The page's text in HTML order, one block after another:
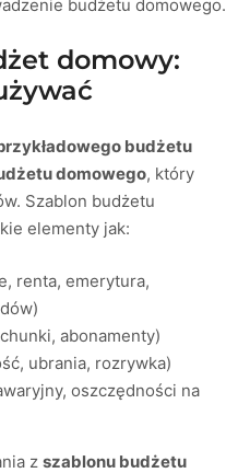
budżetu domowego.
domowy:
budżetu
domowego, który
Szablon budżetu
elementy jak:
renta, emerytura,
abonamenty)
ubrania, rozrywka)
oszczędności na
zszablonu budżetu